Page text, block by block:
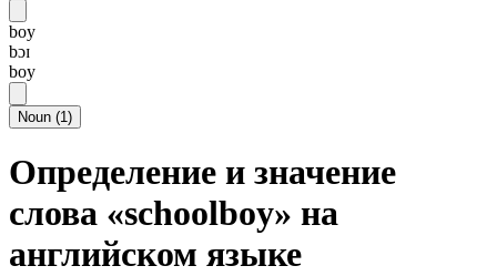
boy
bɔɪ
boy
Noun (1)
Определение и значение
слова «schoolboy» на
английском языке